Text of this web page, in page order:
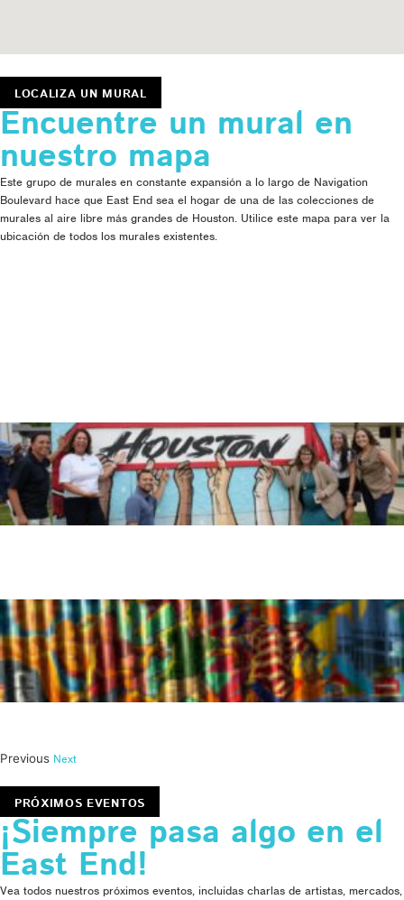
LOCALIZA UN MURAL
Encuentre un mural en
nuestro mapa
Este grupo de murales en constante expansión a lo largo de Navigation
Boulevard hace que East End sea el hogar de una de las colecciones de
murales al aire libre más grandes de Houston. Utilice este mapa para ver la
ubicación de todos los murales existentes.
Donkeeboy
Kneat
Previous Next
PRÓXIMOS EVENTOS
¡Siempre pasa algo en el
East End!
Vea todos nuestros próximos eventos, incluidas charlas de artistas, mercados,